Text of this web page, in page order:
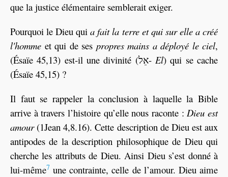
que la justice élémentaire semblerait exiger.
Pourquoi le Dieu qui a fait la terre et qui sur elle a créé
l'homme et qui de ses propres mains a déployé le ciel,
(Ésaïe 45,13) est-il une divinité (אֵל-El) qui se cache
(Ésaïe 45,15) ?
Il faut se rappeler la conclusion à laquelle la Bible
arrive à travers l’histoire qu’elle nous raconte :Dieu est
amour(1Jean 4,8.16). Cette description de Dieu est aux
antipodes de la description philosophique de Dieu qui
cherche les attributs de Dieu. Ainsi Dieu s’est donné à
lui-même7 une contrainte, celle de l’amour. Dieu aime